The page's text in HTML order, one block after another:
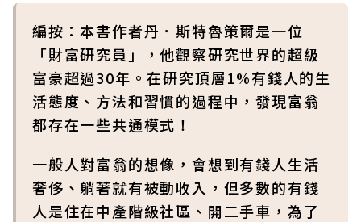
編按：本書作者丹．斯特魯策爾是一位
「財富研究員」，他觀察研究世界的超級
富豪超過30年。在研究頂層1%有錢人的生
活態度、方法和習慣的過程中，發現富翁
都存在一些共通模式！
一般人對富翁的想像，會想到有錢人生活
奢侈、躺著就有被動收入，但多數的有錢
人是住在中產階級社區、開二手車，為了